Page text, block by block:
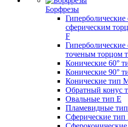
Борфрезы
Гиперболические
сферическим
F
Гиперболические
точеным торцом
Конические 60°
Конические 90°
Конические тип
Обратный конус
Овальные тип E
Пламевидные
Сферические тип